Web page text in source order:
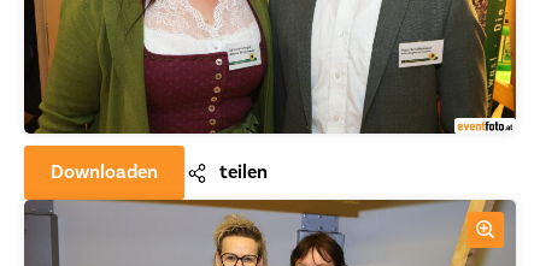
Downloaden teilen